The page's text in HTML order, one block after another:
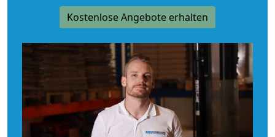
Kostenlose Angebote erhalten